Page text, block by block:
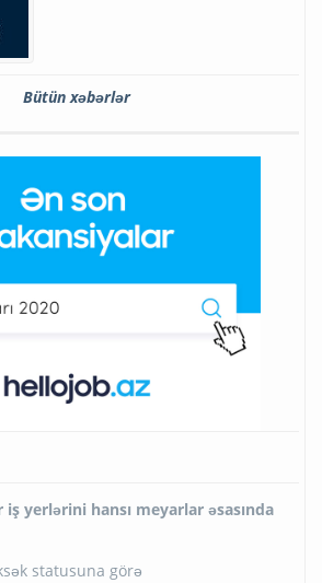
Bütün xəbərlər
yerlərini hansı meyarlar əsasında
statusuna görə